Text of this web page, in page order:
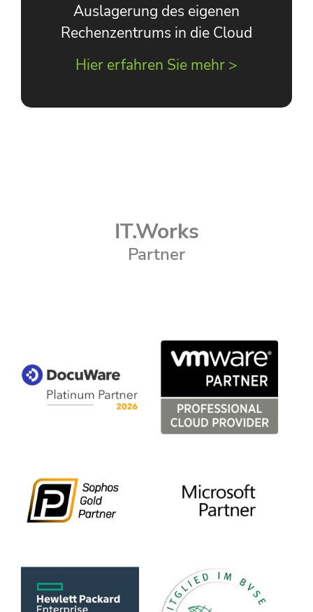
Auslagerung des eigenen
Rechenzentrums in die Cloud
Hier erfahren Sie mehr >
IT.Works
Partner